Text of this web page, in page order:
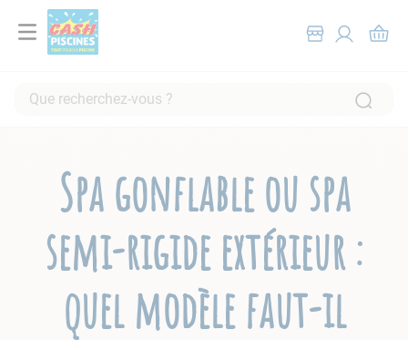
Que recherchez-vous ?
Spa gonflable ou spa
semi-rigide extérieur :
quel modèle faut-il
2.
piscine hors sol
4 .
aspirateur
5.
chlore
6.
tuyau